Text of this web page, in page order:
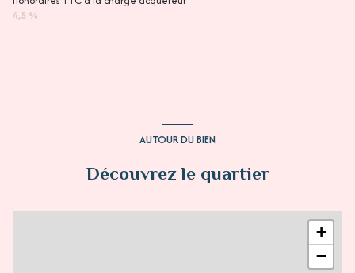
4,5 %
AUTOUR DU BIEN
Découvrez le quartier
+
−